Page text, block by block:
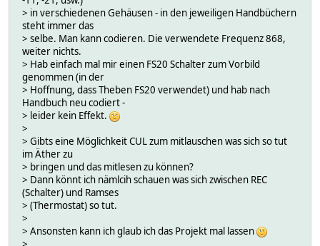
> in verschiedenen Gehäusen - in den jeweiligen Handbüchern
steht immer das
> selbe. Man kann codieren. Die verwendete Frequenz 868,
weiter nichts.
> Hab einfach mal mir einen FS20 Schalter zum Vorbild
genommen (in der
> Hoffnung, dass Theben FS20 verwendet) und hab nach
Handbuch neu codiert -
> leider kein Effekt.
>
> Gibts eine Möglichkeit CUL zum mitlauschen was sich so tut
im Äther zu
> bringen und das mitlesen zu können?
> Dann könnt ich nämlcih schauen was sich zwischen REC
(Schalter) und Ramses
> (Thermostat) so tut.
>
> Ansonsten kann ich glaub ich das Projekt mal lassen